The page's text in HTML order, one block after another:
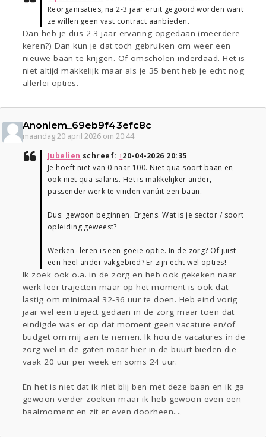
Reorganisaties, na 2-3 jaar eruit gegooid worden want
ze willen geen vast contract aanbieden.
Dan heb je dus 2-3 jaar ervaring opgedaan (meerdere
keren?) Dan kun je dat toch gebruiken om weer een
nieuwe baan te krijgen. Of omscholen inderdaad. Het is
niet altijd makkelijk maar als je 35 bent heb je echt nog
allerlei opties.
Anoniem_69eb9f43efc8c
maandag 20 april 2026 om 20:44
Jubelien schreef: ↑20-04-2026 20:35
Je hoeft niet van 0 naar 100. Niet qua soort baan en
ook niet qua salaris. Het is makkelijker ander,
passender werk te vinden vanúit een baan.
Dus: gewoon beginnen. Ergens. Wat is je sector / soort
opleiding geweest?
Werken- leren is een goeie optie. In de zorg? Of juist
een heel ander vakgebied? Er zijn echt wel opties!
Ik zoek ook o.a. in de zorg en heb ook gekeken naar
werk-leer trajecten maar op het moment is ook dat
lastig om minimaal 32-36 uur te doen. Heb eind vorig
jaar wel een traject gedaan in de zorg maar toen dat
eindigde was er op dat moment geen vacature en/of
budget om mij aan te nemen. Ik hou de vacatures in de
zorg wel in de gaten maar hier in de buurt bieden die
vaak 20 uur per week en soms 24 uur.
En het is niet dat ik niet blij ben met deze baan en ik ga
gewoon verder zoeken maar ik heb gewoon even een
baalmoment en zit er even doorheen....